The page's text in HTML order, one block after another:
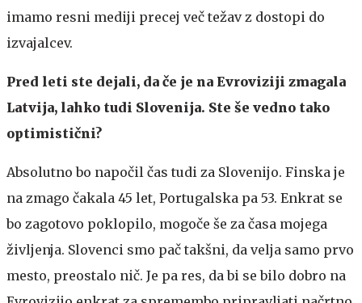
imamo resni mediji precej več težav z dostopi do
izvajalcev.
Pred leti ste dejali, da če je na Evroviziji zmagala
Latvija, lahko tudi Slovenija. Ste še vedno tako
optimistični?
Absolutno bo napočil čas tudi za Slovenijo. Finska je
na zmago čakala 45 let, Portugalska pa 53. Enkrat se
bo zagotovo poklopilo, mogoče še za časa mojega
življenja. Slovenci smo pač takšni, da velja samo prvo
mesto, preostalo nič. Je pa res, da bi se bilo dobro na